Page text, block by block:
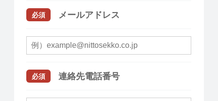
必須 メールアドレス
必須 連絡先電話番号